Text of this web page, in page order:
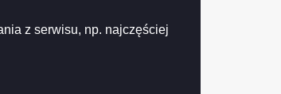
z serwisu, np. najczęściej